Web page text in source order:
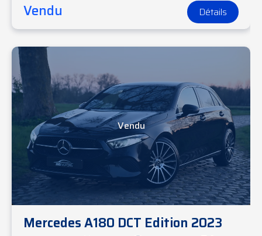
Vendu Détails
Vendu
Mercedes A180 DCT Edition 2023